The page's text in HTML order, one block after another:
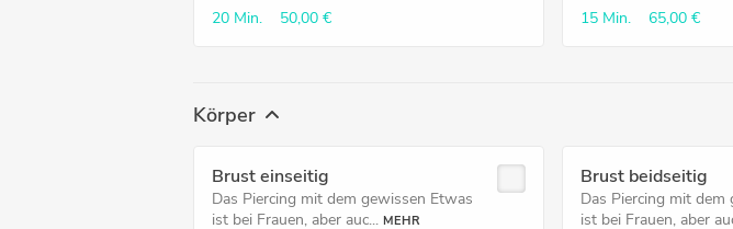
20 Min. 50,00 € 15 Min. 65,00 €
Körper
Brust einseitig
Das Piercing mit dem gewissen Etwas
ist bei Frauen, aber auc... MEHR
Brust beidseitig
Das Piercing mit dem
ist bei Frauen, aber